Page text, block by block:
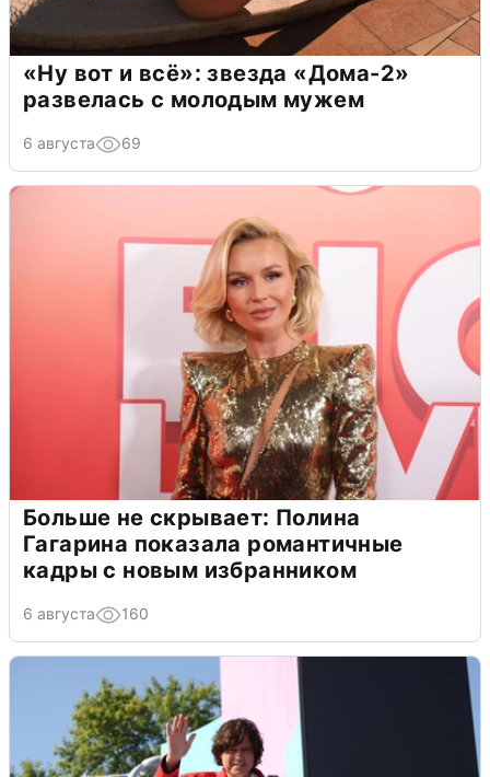
«Ну вот и всё»: звезда «Дома-2»
развелась с молодым мужем
6 августа 69
Больше не скрывает: Полина
Гагарина показала романтичные
кадры с новым избранником
6 августа 160